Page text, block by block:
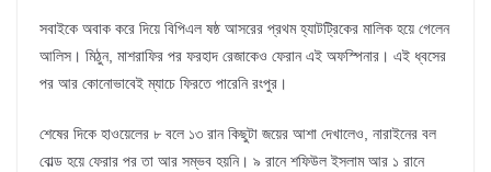
সবাইকে অবাক করে দিয়ে বিপিএল ষষ্ঠ আসরের প্রথম হ্যাটট্রিকের মালিক হয়ে গেলেন
আলিস। মিঠুন, মাশরাফির পর ফরহাদ রেজাকেও ফেরান এই অফস্পিনার। এই ধ্বসের
পর আর কোনোভাবেই ম্যাচে ফিরতে পারেনি রংপুর।
শেষের দিকে হাওয়েলের ৮ বলে ১৩ রান কিছুটা জয়ের আশা দেখালেও, নারাইনের বল
বোল্ড হয়ে ফেরার পর তা আর সম্ভব হয়নি। ৯ রানে শফিউল ইসলাম আর ১ রানে